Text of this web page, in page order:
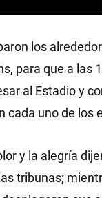
los
para que a las
al Estadio y
cada uno de los
y la alegría
tribunas;